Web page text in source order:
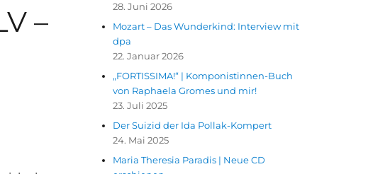
–
28. Juni 2026
Mozart – Das Wunderkind: Interview mit
dpa
22. Januar 2026
„FORTISSIMA!“ | Komponistinnen-Buch
von Raphaela Gromes und mir!
23. Juli 2025
Der Suizid der Ida Pollak-Kompert
24. Mai 2025
Maria Theresia Paradis | Neue CD